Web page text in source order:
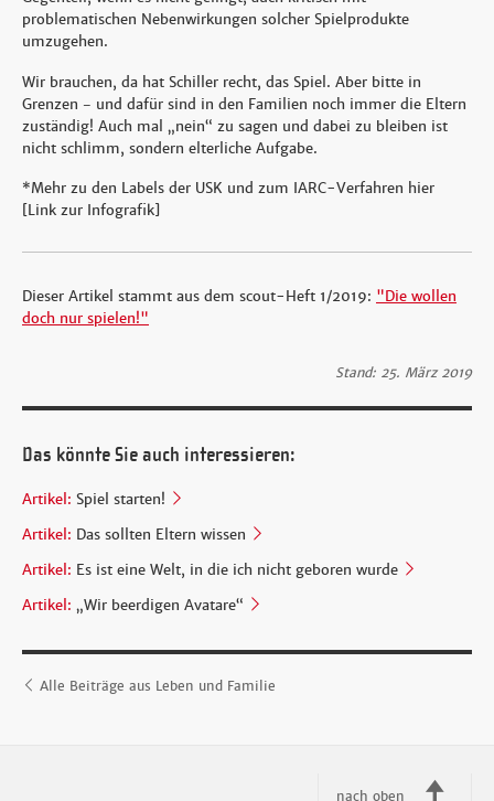
problematischen Nebenwirkungen solcher Spielprodukte
umzugehen.
Wir brauchen, da hat Schiller recht, das Spiel. Aber bitte in
Grenzen − und dafür sind in den Familien noch immer die Eltern
zuständig! Auch mal „nein“ zu sagen und dabei zu bleiben ist
nicht schlimm, sondern elterliche Aufgabe.
*Mehr zu den Labels der USK und zum IARC-Verfahren hier
[Link zur Infografik]
Dieser Artikel stammt aus dem scout-Heft 1/2019: "Die wollen
doch nur spielen!"
Stand: 25. März 2019
Das könnte Sie auch interessieren:
Artikel: Spiel starten!
Artikel: Das sollten Eltern wissen
Artikel: Es ist eine Welt, in die ich nicht geboren wurde
Artikel: „Wir beerdigen Avatare“
Alle Beiträge aus Leben und Familie
nach oben